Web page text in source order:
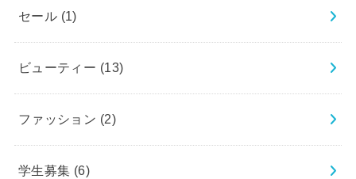
セール (1)
ビューティー (13)
ファッション (2)
学生募集 (6)